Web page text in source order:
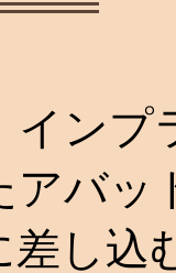
インプ
アバッ
差し込